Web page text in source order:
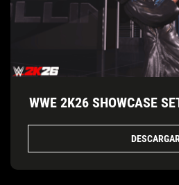
WWE 2K26 SHOWCASE